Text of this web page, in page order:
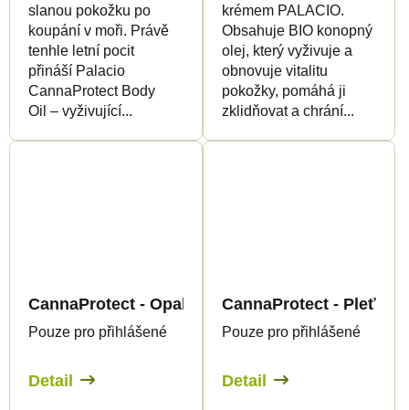
slanou pokožku po
koupání v moři. Právě
tenhle letní pocit
přináší Palacio
CannaProtect Body
Oil – vyživující...
krémem PALACIO.
Obsahuje BIO konopný
olej, který vyživuje a
obnovuje vitalitu
pokožky, pomáhá ji
zklidňovat a chrání...
CannaProtect - Opalovací mléko SPF10 s
Pouze pro přihlášené
Detail
CannaProtect - Pleťový
Pouze pro přihlášené
Detail